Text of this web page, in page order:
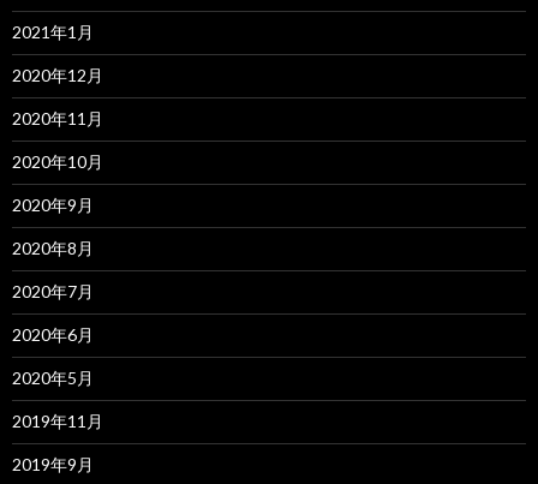
2021年1月
2020年12月
2020年11月
2020年10月
2020年9月
2020年8月
2020年7月
2020年6月
2020年5月
2019年11月
2019年9月